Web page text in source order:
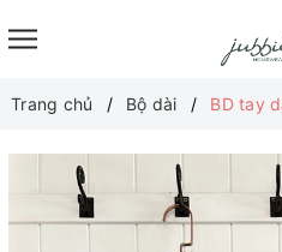
Trang chủ Bộ dài BD tay